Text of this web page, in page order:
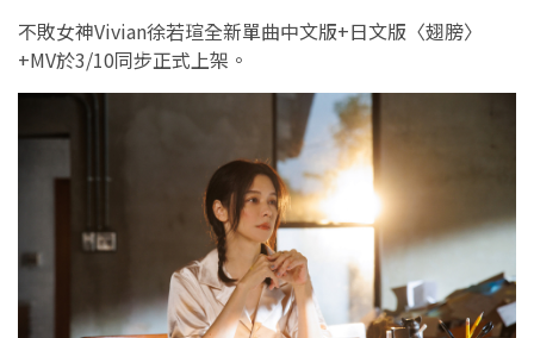
不敗女神Vivian徐若瑄全新單曲中文版+日文版〈翅膀〉
+MV於3/10同步正式上架。